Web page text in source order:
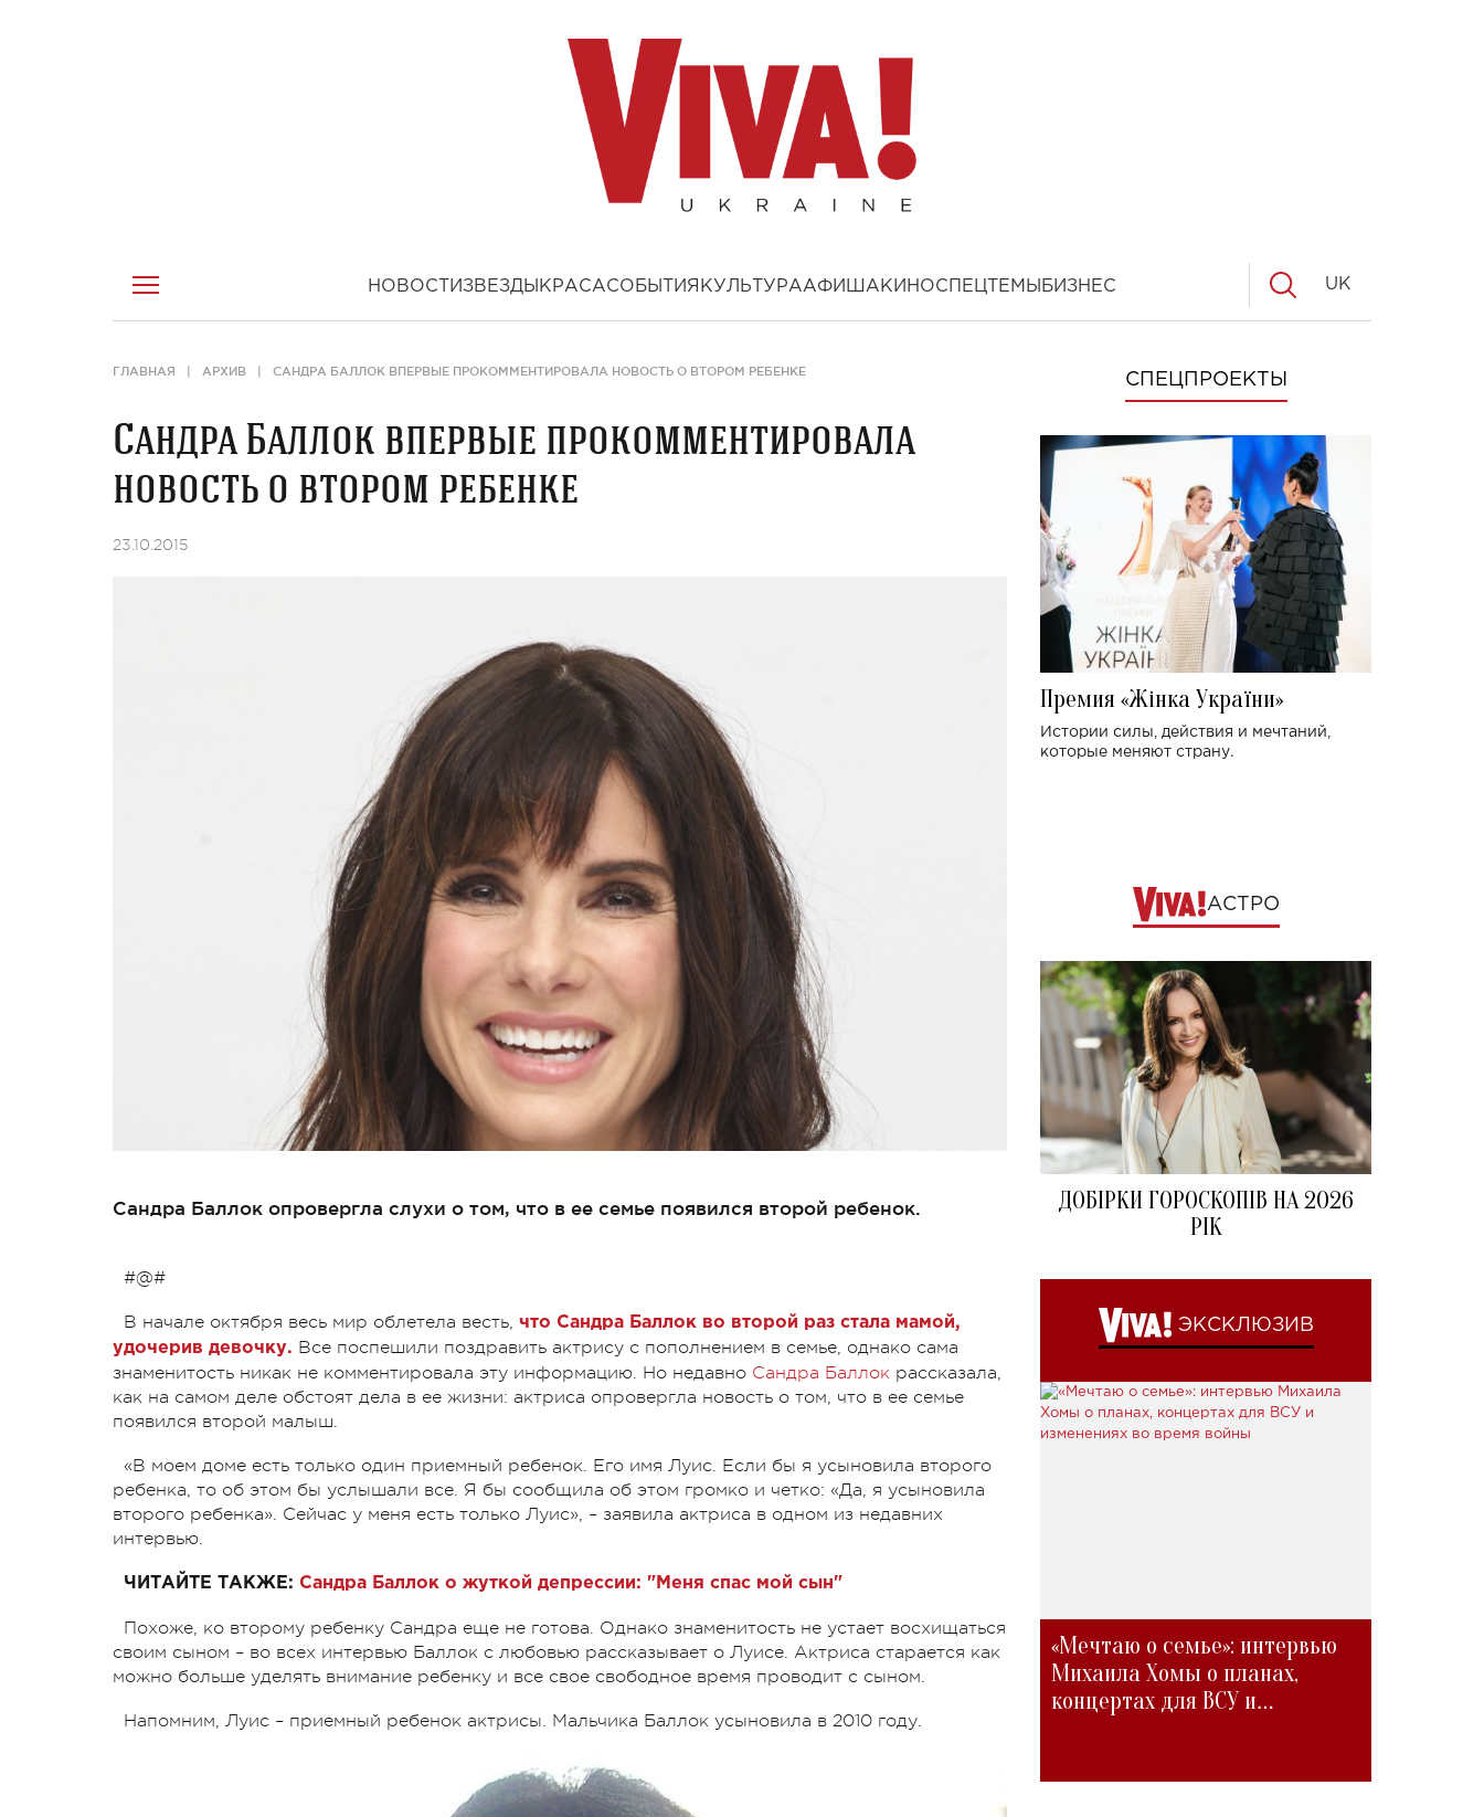
НОВОСТИ ЗВЕЗДЫ КРАСАСОБЫТИЯ КУЛЬТУРААФИША КИНОСПЕЦТЕМЫ БИЗНЕС UK
ГЛАВНАЯ АРХИВ САНДРА БАЛЛОК ВПЕРВЫЕ ПРОКОММЕНТИРОВАЛА НОВОСТЬ О ВТОРОМ РЕБЕНКЕ
Сандра Баллок впервые прокомментировала
новость о втором ребенке
23.10.2015
Сандра Баллок опровергла слухи о том, что в ее семье появился второй ребенок.
#@#
В начале октября весь мир облетела весть, что Сандра Баллок во второй раз стала мамой,
удочерив девочку. Все поспешили поздравить актрису с пополнением в семье, однако сама
знаменитость никак не комментировала эту информацию. Но недавно Сандра Баллок рассказала,
как на самом деле обстоят дела в ее жизни: актриса опровергла новость о том, что в ее семье
появился второй малыш.
«В моем доме есть только один приемный ребенок. Его имя Луис. Если бы я усыновила второго
ребенка, то об этом бы услышали все. Я бы сообщила об этом громко и четко: «Да, я усыновила
второго ребенка». Сейчас у меня есть только Луис», – заявила актриса в одном из недавних
интервью.
ЧИТАЙТЕ ТАКЖЕ: Сандра Баллок о жуткой депрессии: "Меня спас мой сын"
Похоже, ко второму ребенку Сандра еще не готова. Однако знаменитость не устает восхищаться
своим сыном – во всех интервью Баллок с любовью рассказывает о Луисе. Актриса старается как
можно больше уделять внимание ребенку и все свое свободное время проводит с сыном.
Напомним, Луис – приемный ребенок актрисы. Мальчика Баллок усыновила в 2010 году.
СПЕЦПРОЕКТЫ
Премия «Жінка України»
Истории силы, действия и мечтаний,
которые меняют страну.
АСТРО
ДОБІРКИ ГОРОСКОПІВ НА 2026
РІК
ЭКСКЛЮЗИВ
«Мечтаю о семье»: интервью
Михаила Хомы о планах,
концертах для ВСУ и